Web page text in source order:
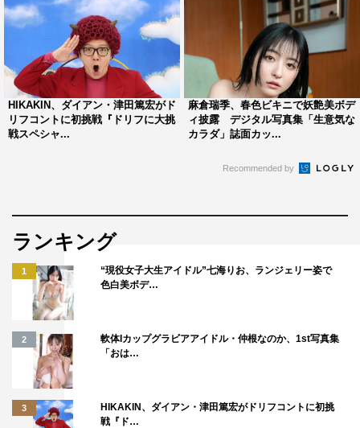
HIKAKIN、ダイアン・津田篤宏がド
リフコントに初挑戦『ドリフに大挑
戦スペシャ...
麻倉瑞季、春色ビキニで妖艶美ボデ
ィ披露 デジタル写真集「生意気な
カラダ」誌面カッ...
Recommended by
ランキング
1
“現役女子大生アイドル”七海りお、ランジェリー姿で
色白美ボデ…
2
軟体Iカップグラビアアイドル・仲根なのか、1st写真集
「おは…
3
HIKAKIN、ダイアン・津田篤宏がドリフコントに初挑
戦『ド…